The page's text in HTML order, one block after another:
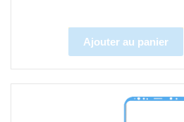
Ajouter au panier